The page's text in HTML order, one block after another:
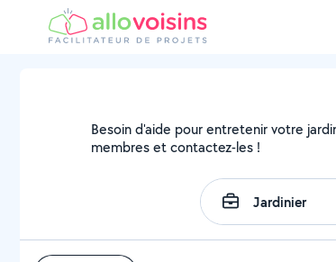
Besoin d'aide pour entretenir votre
membres et contactez-les !